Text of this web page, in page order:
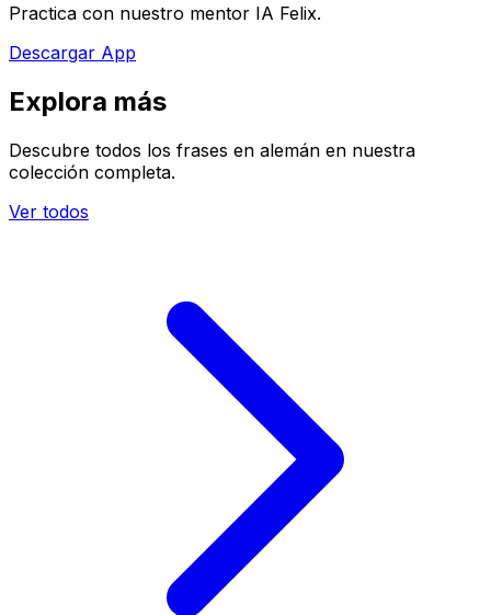
Practica con nuestro mentor IA Felix.
Descargar App
Explora más
Descubre todos los frases en alemán en nuestra
colección completa.
Ver todos